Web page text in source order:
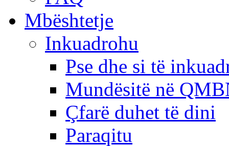
Mbështetje
Inkuadrohu
Pse dhe si të
Mundësitë në
Çfarë duhet të dini
Paraqitu